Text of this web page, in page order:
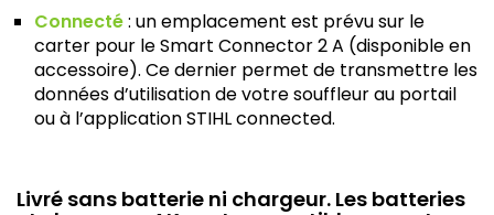
Connecté: un emplacement est prévu sur le
carter pour le Smart Connector 2 A (disponible en
accessoire). Ce dernier permet de transmettre les
données d’utilisation de votre souffleur au portail
ou à l’application STIHL connected.
Livré sans batterie ni chargeur. Les batteries